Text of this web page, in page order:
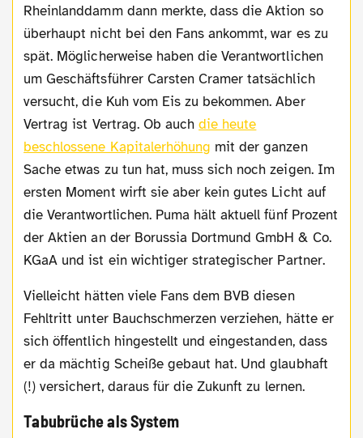
Rheinlanddamm dann merkte, dass die Aktion so
überhaupt nicht bei den Fans ankommt, war es zu
spät. Möglicherweise haben die Verantwortlichen
um Geschäftsführer Carsten Cramer tatsächlich
versucht, die Kuh vom Eis zu bekommen. Aber
Vertrag ist Vertrag. Ob auchdie heute
beschlossene Kapitalerhöhung mit der ganzen
Sache etwas zu tun hat, muss sich noch zeigen. Im
ersten Moment wirft sie aber kein gutes Licht auf
die Verantwortlichen. Puma hält aktuell fünf Prozent
der Aktien an der Borussia Dortmund GmbH & Co.
KGaA und ist ein wichtiger strategischer Partner.
Vielleicht hätten viele Fans dem BVB diesen
Fehltritt unter Bauchschmerzen verziehen, hätte er
sich öffentlich hingestellt und eingestanden, dass
er da mächtig Scheiße gebaut hat. Und glaubhaft
(!) versichert, daraus für die Zukunft zu lernen.
Tabubrüche als System